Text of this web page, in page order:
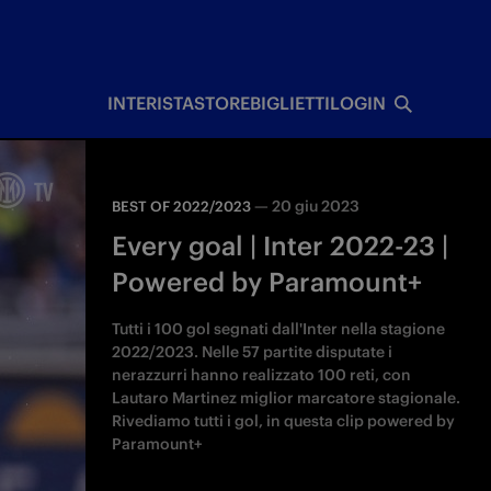
INTERISTASTOREBIGLIETTILOGIN
BEST OF 2022/2023 —20 giu 2023
Every goal | Inter 2022-23 |
Powered by Paramount+
Tutti i 100 gol segnati dall'Inter nella stagione
2022/2023. Nelle 57 partite disputate i
nerazzurri hanno realizzato 100 reti, con
Lautaro Martinez miglior marcatore stagionale.
Rivediamo tutti i gol, in questa clip powered by
Paramount+